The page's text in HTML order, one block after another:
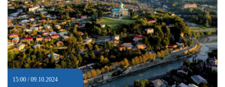
15:00 / 09.10.2024